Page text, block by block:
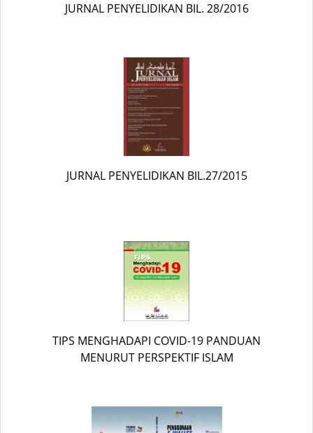
JURNAL PENYELIDIKAN BIL. 28/2016
JURNAL PENYELIDIKAN BIL.27/2015
TIPS MENGHADAPI COVID-19 PANDUAN
MENURUT PERSPEKTIF ISLAM